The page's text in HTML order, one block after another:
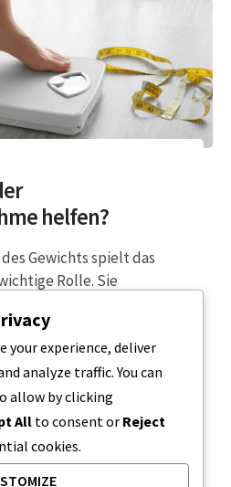
helfen?
Gewichts spielt das
Rolle. Sie
1. APRIL 2024
your experience, deliver
analyze traffic. You can
allow by clicking
All to consent or Reject
cookies.